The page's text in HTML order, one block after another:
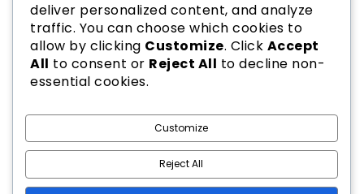
2026PPJ PAUD INDONESIA| Theme bySpiracle Themes
deliver personalized content, and analyze
traffic. You can choose which cookies to
allow by clicking Customize. Click Accept
All to consent or Reject All to decline non-
essential cookies.
Customize
Reject All